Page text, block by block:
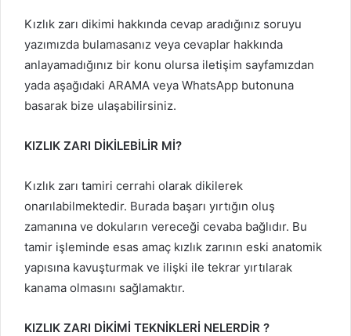
Kızlık zarı dikimi hakkında cevap aradığınız soruyu
yazımızda bulamasanız veya cevaplar hakkında
anlayamadığınız bir konu olursa iletişim sayfamızdan
yada aşağıdaki ARAMA veya WhatsApp butonuna
basarak bize ulaşabilirsiniz.
KIZLIK ZARI DİKİLEBİLİR Mİ?
Kızlık zarı tamiri cerrahi olarak dikilerek
onarılabilmektedir. Burada başarı yırtığın oluş
zamanına ve dokuların vereceği cevaba bağlıdır. Bu
tamir işleminde esas amaç kızlık zarının eski anatomik
yapısına kavuşturmak ve ilişki ile tekrar yırtılarak
kanama olmasını sağlamaktır.
KIZLIK ZARI DİKİMİ TEKNİKLERİ NELERDİR ?